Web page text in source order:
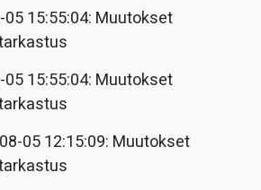
05 15:55:04: Muutokset
05 15:55:04: Muutokset
05 12:15:09: Muutokset